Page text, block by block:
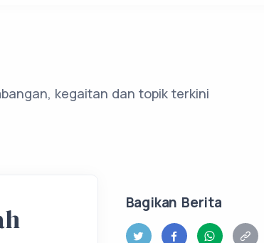
kegaitan dan topik terkini
Bagikan Berita